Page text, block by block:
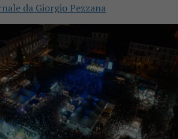
da Giorgio Pezzana